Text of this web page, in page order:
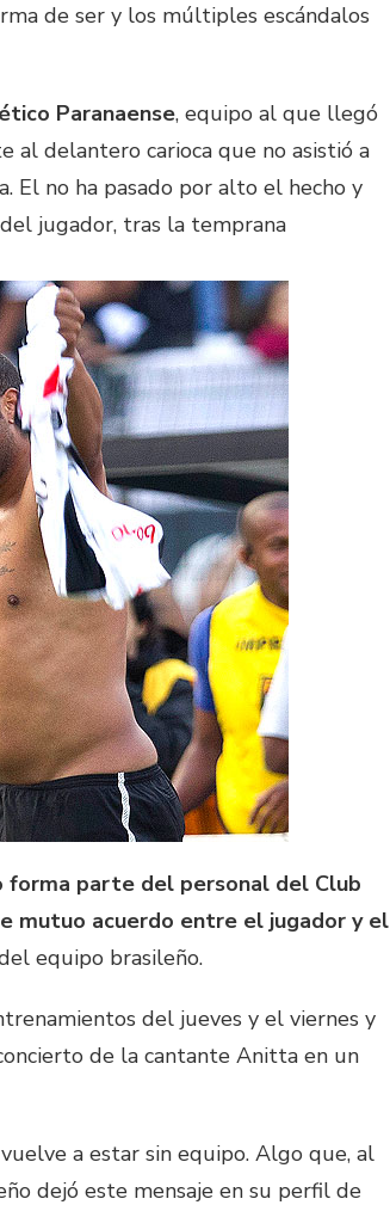
de ser y los múltiples escándalos
Paranaense, equipo al que llegó
al delantero carioca que no asistió a
El no ha pasado por alto el hecho y
jugador, tras la temprana
forma parte del personal del Club
mutuo acuerdo entre el jugador y el
equipo brasileño.
del jueves y el viernes y
de la cantante Anitta en un
a estar sin equipo. Algo que, al
dejó este mensaje en su perfil de